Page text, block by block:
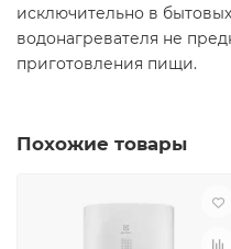
исключительно в
водонагревателя не
приготовления пищи.
Похожие товары